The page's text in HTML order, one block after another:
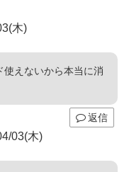
木)
使えないから本当に消
返信
03(木)